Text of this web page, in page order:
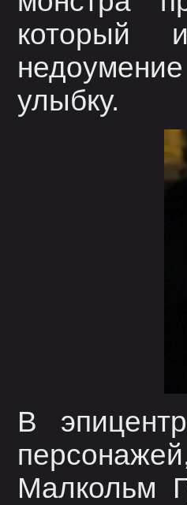
который
улыбку.
В
Малкольм